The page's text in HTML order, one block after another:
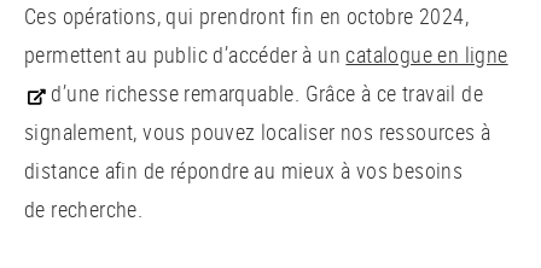
Ces opérations, qui prendront fin en octobre 2024,
permettent au public d’accéder à uncatalogue en ligne
d’une richesse remarquable. Grâce à ce travail de
signalement, vous pouvez localiser nos ressources à
distance afin de répondre au mieux à vos besoins
de recherche.